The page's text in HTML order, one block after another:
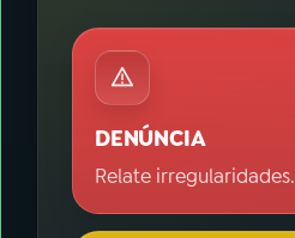
DENÚNCIA
Relate irregularidades.